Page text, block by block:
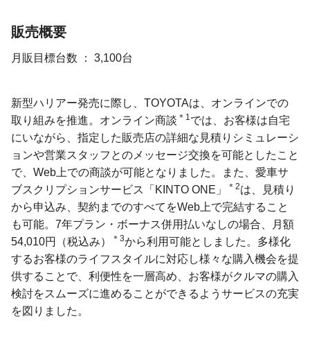
販売概要
月販目標台数 3,100台
新型ハリアー発売に際し、TOYOTAは、オンラインでの
取り組みを推進。オンライン商談 ＊1 では、お客様は自宅
にいながら、指定した販売店の詳細な見積りシミュレーシ
ョンや営業スタッフとのメッセージ交換を可能としたこと
で、Web上での商談が可能となりました。また、愛車サ
ブスクリプションサービス「KINTO ONE」
＊2は、見積り
から申込み、契約までのすべてをWeb上で完結すること
も可能。7年プラン・ボーナス併用払いなしの場合、月額
54,010円（税込み）
＊3から利用可能としました。多様化
するお客様のライフスタイルに対応し様々な購入機会を提
供することで、利便性を一層高め、お客様がクルマの購入
検討をスムーズに進めることができるようサービスの充実
を図りました。